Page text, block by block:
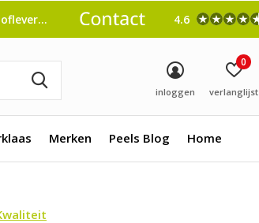
Merken Peels Blog Home
inloggen verlanglijst
0
4.6